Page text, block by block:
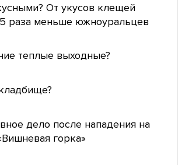
От укусов клещей
раза меньше южноуральцев
теплые выходные?
дело после нападения на
горка»